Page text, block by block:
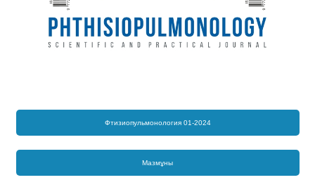
Фтизиопульмонология 01-2024
Мазмұны